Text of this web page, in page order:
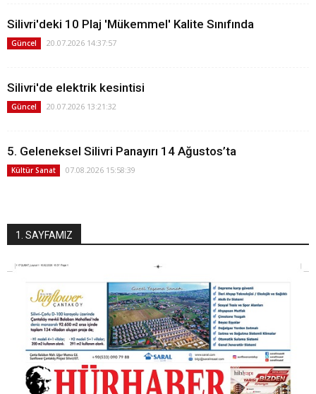
Silivri'deki 10 Plaj 'Mükemmel' Kalite Sınıfında
Güncel 20.07.2026 14:37:57
Silivri'de elektrik kesintisi
Güncel 20.07.2026 13:21:32
5. Geleneksel Silivri Panayırı 14 Ağustos’ta
Kültür Sanat 07.08.2026 15:58:39
1. SAYFAMIZ